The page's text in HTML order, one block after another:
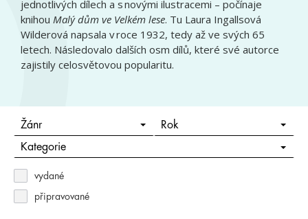
jednotlivých dílech a s novými ilustracemi – počínaje
knihou Malý dům ve Velkém lese. Tu Laura Ingallsová
Wilderová napsala v roce 1932, tedy až ve svých 65
letech. Následovalo dalších osm dílů, které své autorce
zajistily celosvětovou popularitu.
Žánr Rok
Kategorie
vydané
připravované